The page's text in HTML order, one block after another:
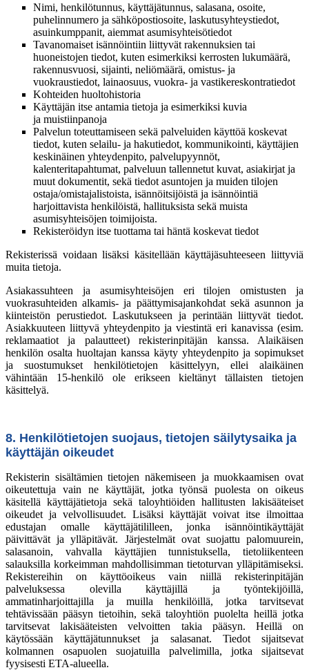
Nimi, henkilötunnus, käyttäjätunnus, salasana, osoite,
puhelinnumero ja sähköpostiosoite, laskutusyhteystiedot,
asuinkumppanit, aiemmat asumisyhteisötiedot
Tavanomaiset isännöintiin liittyvät rakennuksien tai
huoneistojen tiedot, kuten esimerkiksi kerrosten lukumäärä,
rakennusvuosi, sijainti, neliömäärä, omistus- ja
vuokraustiedot, lainaosuus, vuokra- ja vastikereskontratiedot
Kohteiden huoltohistoria
Käyttäjän itse antamia tietoja ja esimerkiksi kuvia
ja muistiinpanoja
Palvelun toteuttamiseen sekä palveluiden käyttöä koskevat
tiedot, kuten selailu- ja hakutiedot, kommunikointi, käyttäjien
keskinäinen yhteydenpito, palvelupyynnöt,
kalenteritapahtumat, palveluun tallennetut kuvat, asiakirjat ja
muut dokumentit, sekä tiedot asuntojen ja muiden tilojen
ostaja/omistajalistoista, isännöitsijöistä ja isännöintiä
harjoittavista henkilöistä, hallituksista sekä muista
asumisyhteisöjen toimijoista.
Rekisteröidyn itse tuottama tai häntä koskevat tiedot
Rekisterissä voidaan lisäksi käsitellään käyttäjäsuhteeseen liittyviä
muita tietoja.
Asiakassuhteen ja asumisyhteisöjen eri tilojen omistusten ja
vuokrasuhteiden alkamis- ja päättymisajankohdat sekä asunnon ja
kiinteistön perustiedot. Laskutukseen ja perintään liittyvät tiedot.
Asiakkuuteen liittyvä yhteydenpito ja viestintä eri kanavissa (esim.
reklamaatiot ja palautteet) rekisterinpitäjän kanssa. Alaikäisen
henkilön osalta huoltajan kanssa käyty yhteydenpito ja sopimukset
ja suostumukset henkilötietojen käsittelyyn, ellei alaikäinen
vähintään 15-henkilö ole erikseen kieltänyt tällaisten tietojen
käsittelyä.
8. Henkilötietojen suojaus, tietojen säilytysaika ja
käyttäjän oikeudet
Rekisterin sisältämien tietojen näkemiseen ja muokkaamisen ovat
oikeutettuja vain ne käyttäjät, jotka työnsä puolesta on oikeus
käsitellä käyttäjätietoja sekä taloyhtiöiden hallitusten lakisääteiset
oikeudet ja velvollisuudet. Lisäksi käyttäjät voivat itse ilmoittaa
edustajan omalle käyttäjätililleen, jonka isännöintikäyttäjät
päivittävät ja ylläpitävät. Järjestelmät ovat suojattu palomuurein,
salasanoin, vahvalla käyttäjien tunnistuksella, tietoliikenteen
salauksilla korkeimman mahdollisimman tietoturvan ylläpitämiseksi.
Rekistereihin on käyttöoikeus vain niillä rekisterinpitäjän
palveluksessa olevilla käyttäjillä ja työntekijöillä,
ammatinharjoittajilla ja muilla henkilöillä, jotka tarvitsevat
tehtävissään pääsyn tietoihin, sekä taloyhtiön puolelta heillä jotka
tarvitsevat lakisääteisten velvoitten takia pääsyn. Heillä on
käytössään käyttäjätunnukset ja salasanat. Tiedot sijaitsevat
kolmannen osapuolen suojatuilla palvelimilla, jotka sijaitsevat
fyysisesti ETA-alueella.